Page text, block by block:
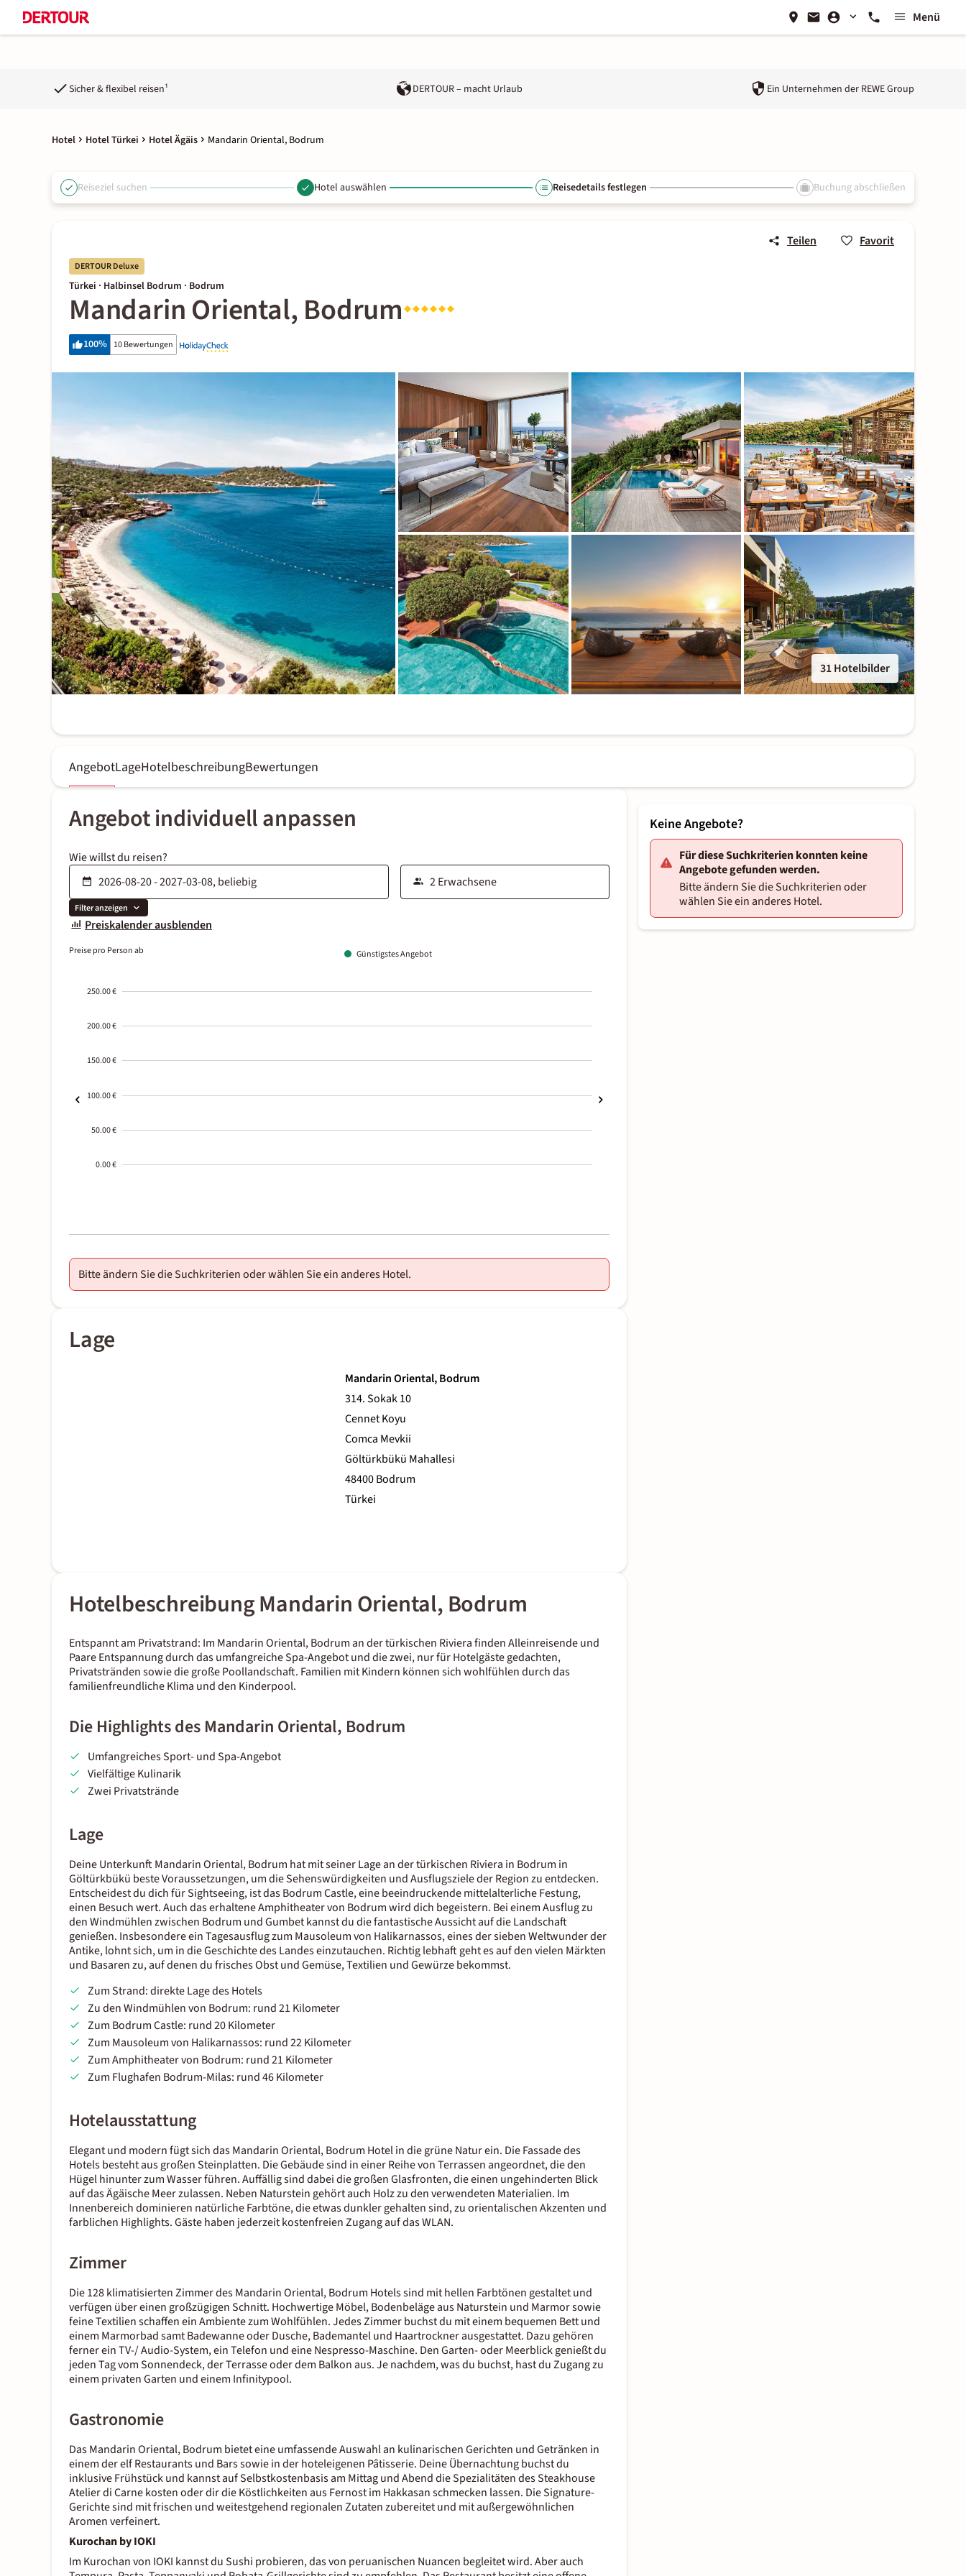
Menü
Sicher & flexibel reisen¹ DERTOUR – macht Urlaub Ein Unternehmen der REWE Group
Hotel Hotel Türkei Hotel Ägäis Mandarin Oriental, Bodrum
Reiseziel suchen Hotel auswählen Reisedetails festlegen Buchung abschließen
Teilen Favorit
DERTOUR Deluxe
Türkei · Halbinsel Bodrum · Bodrum
Mandarin Oriental, Bodrum
100% 10 Bewertungen
31 Hotelbilder
AngebotLageHotelbeschreibungBewertungen
Angebot individuell anpassen
Wie willst du reisen?
Filter anzeigen
Preiskalender ausblenden
Preise pro Person ab Günstigstes Angebot
250.00 €
200.00 €
150.00 €
100.00 €
50.00 €
0.00 €
01-02
Bitte ändern Sie die Suchkriterien oder wählen Sie ein anderes Hotel.
Lage
Mandarin Oriental, Bodrum
314. Sokak 10
Cennet Koyu
Comca Mevkii
Göltürkbükü Mahallesi
48400 Bodrum
Türkei
Hotelbeschreibung Mandarin Oriental, Bodrum
Entspannt am Privatstrand: Im Mandarin Oriental, Bodrum an der türkischen Riviera finden Alleinreisende und
Paare Entspannung durch das umfangreiche Spa-Angebot und die zwei, nur für Hotelgäste gedachten,
Privatstränden sowie die große Poollandschaft. Familien mit Kindern können sich wohlfühlen durch das
familienfreundliche Klima und den Kinderpool.
Die Highlights des Mandarin Oriental, Bodrum
Umfangreiches Sport- und Spa-Angebot
Vielfältige Kulinarik
Zwei Privatstrände
Lage
Deine Unterkunft Mandarin Oriental, Bodrum hat mit seiner Lage an der türkischen Riviera in Bodrum in
Göltürkbükü beste Voraussetzungen, um die Sehenswürdigkeiten und Ausflugsziele der Region zu entdecken.
Entscheidest du dich für Sightseeing, ist das Bodrum Castle, eine beeindruckende mittelalterliche Festung,
einen Besuch wert. Auch das erhaltene Amphitheater von Bodrum wird dich begeistern. Bei einem Ausflug zu
den Windmühlen zwischen Bodrum und Gumbet kannst du die fantastische Aussicht auf die Landschaft
genießen. Insbesondere ein Tagesausflug zum Mausoleum von Halikarnassos, eines der sieben Weltwunder der
Antike, lohnt sich, um in die Geschichte des Landes einzutauchen. Richtig lebhaft geht es auf den vielen Märkten
und Basaren zu, auf denen du frisches Obst und Gemüse, Textilien und Gewürze bekommst.
Zum Strand: direkte Lage des Hotels
Zu den Windmühlen von Bodrum: rund 21 Kilometer
Zum Bodrum Castle: rund 20 Kilometer
Zum Mausoleum von Halikarnassos: rund 22 Kilometer
Zum Amphitheater von Bodrum: rund 21 Kilometer
Zum Flughafen Bodrum-Milas: rund 46 Kilometer
Hotelausstattung
Elegant und modern fügt sich das Mandarin Oriental, Bodrum Hotel in die grüne Natur ein. Die Fassade des
Hotels besteht aus großen Steinplatten. Die Gebäude sind in einer Reihe von Terrassen angeordnet, die den
Hügel hinunter zum Wasser führen. Auffällig sind dabei die großen Glasfronten, die einen ungehinderten Blick
auf das Ägäische Meer zulassen. Neben Naturstein gehört auch Holz zu den verwendeten Materialien. Im
Innenbereich dominieren natürliche Farbtöne, die etwas dunkler gehalten sind, zu orientalischen Akzenten und
farblichen Highlights. Gäste haben jederzeit kostenfreien Zugang auf das WLAN.
Zimmer
Die 128 klimatisierten Zimmer des Mandarin Oriental, Bodrum Hotels sind mit hellen Farbtönen gestaltet und
verfügen über einen großzügigen Schnitt. Hochwertige Möbel, Bodenbeläge aus Naturstein und Marmor sowie
feine Textilien schaffen ein Ambiente zum Wohlfühlen. Jedes Zimmer buchst du mit einem bequemen Bett und
einem Marmorbad samt Badewanne oder Dusche, Bademantel und Haartrockner ausgestattet. Dazu gehören
ferner ein TV-/ Audio-System, ein Telefon und eine Nespresso-Maschine. Den Garten- oder Meerblick genießt du
jeden Tag vom Sonnendeck, der Terrasse oder dem Balkon aus. Je nachdem, was du buchst, hast du Zugang zu
einem privaten Garten und einem Infinitypool.
Gastronomie
Das Mandarin Oriental, Bodrum bietet eine umfassende Auswahl an kulinarischen Gerichten und Getränken in
einem der elf Restaurants und Bars sowie in der hoteleigenen Pâtisserie. Deine Übernachtung buchst du
inklusive Frühstück und kannst auf Selbstkostenbasis am Mittag und Abend die Spezialitäten des Steakhouse
Atelier di Carne kosten oder dir die Köstlichkeiten aus Fernost im Hakkasan schmecken lassen. Die Signature-
Gerichte sind mit frischen und weitestgehend regionalen Zutaten zubereitet und mit außergewöhnlichen
Aromen verfeinert.
Kurochan by IOKI
Im Kurochan von IOKI kannst du Sushi probieren, das von peruanischen Nuancen begleitet wird. Aber auch
Keine Angebote?
Für diese Suchkriterien konnten keine
Angebote gefunden werden.
Bitte ändern Sie die Suchkriterien oder
wählen Sie ein anderes Hotel.